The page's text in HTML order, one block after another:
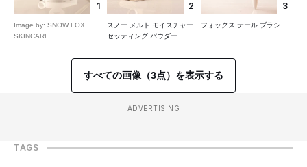
1
Image by: SNOW FOX
SKINCARE
2
スノー メルト モイスチャー
セッティング パウダー
3
フォックス テール ブラシ
すべての画像（3点）を表示する
ADVERTISING
TAGS